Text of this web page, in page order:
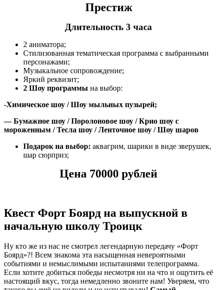
Престиж
Длительность 3 часа
2 аниматора;
Стилизованная тематическая программа с выбранными
персонажами;
Музыкальное сопровождение;
Яркий реквизит;
2 Шоу программы на выбор:
-Химическое шоу / Шоу мыльных пузырей;
— Бумажное шоу / Поролоновое шоу / Крио шоу с
мороженным / Тесла шоу / Ленточное шоу / Шоу шаров
Подарок на выбор: аквагрим, шарики в виде зверушек,
шар сюрприз;
Цена 70000 рублей
Квест Форт Боярд на выпускной в
начальную школу Троицк
Ну кто же из нас не смотрел легендарную передачу «Форт
Боярд»?! Всем знакома эта насыщенная невероятными
событиями и немыслимыми испытаниями телепрограмма.
Если хотите добиться победы несмотря ни на что и ощутить её
настоящий вкус, тогда немедленно звоните нам! Уверяем, что